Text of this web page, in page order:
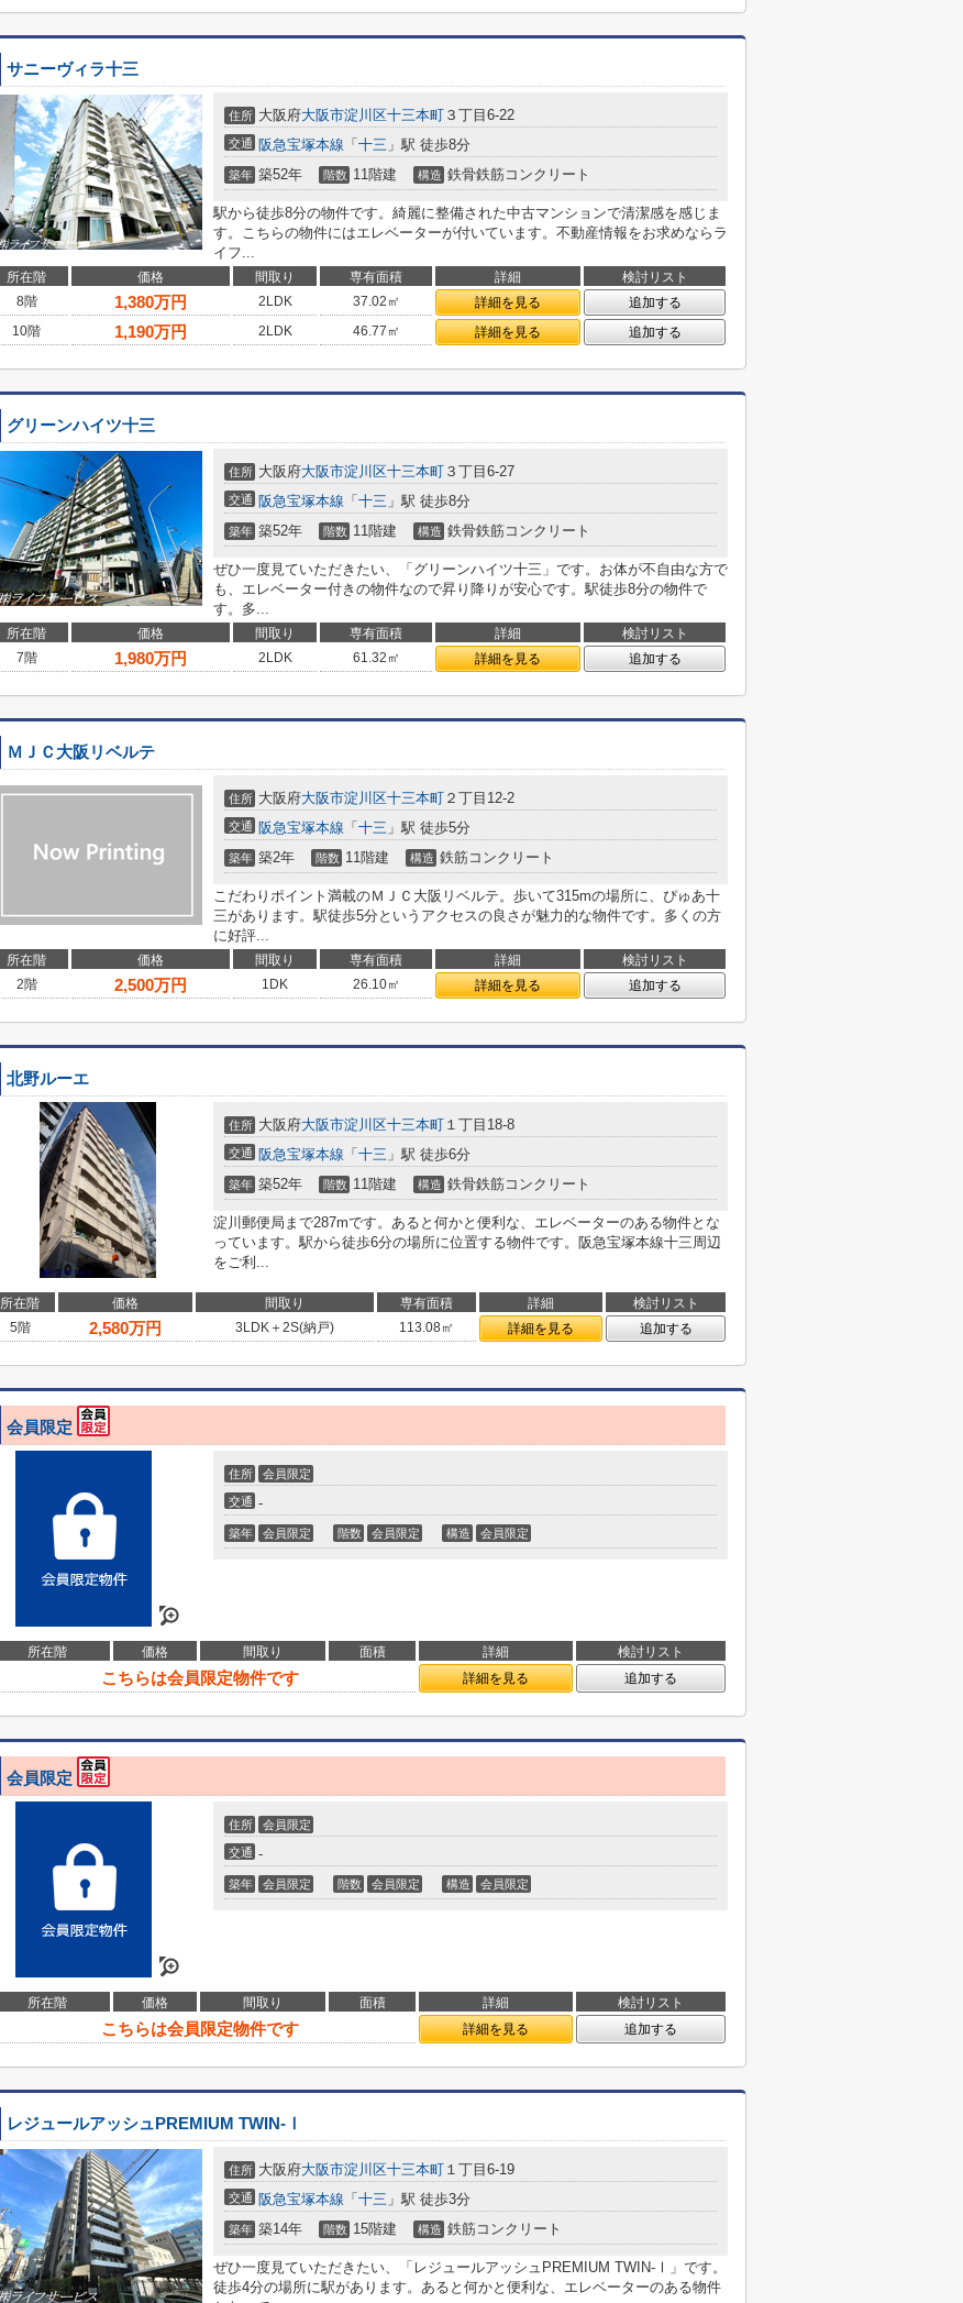
サニーヴィラ十三
住所 大阪府大阪市淀川区十三本町 ３丁目6-22
交通 阪急宝塚本線 「 十三 」駅 徒歩8分
築年 築52年 階数 11階建 構造 鉄骨鉄筋コンクリート
駅から徒歩8分の物件です。綺麗に整備された中古マンションで清潔感を感じま
す。こちらの物件にはエレベーターが付いています。不動産情報をお求めならラ
イフ...
所在階 価格 間取り 専有面積 詳細
検討リスト
8階
1,380万円 2LDK 37.02㎡ 詳細を見る
追加する
10階
1,190万円 2LDK 46.77㎡ 詳細を見る 追加する
グリーンハイツ十三
住所 大阪府大阪市淀川区十三本町 ３丁目6-27
交通 阪急宝塚本線 「 十三 」駅 徒歩8分
築年 築52年 階数 11階建 構造 鉄骨鉄筋コンクリート
ぜひ一度見ていただきたい、「グリーンハイツ十三」です。お体が不自由な方で
も、エレベーター付きの物件なので昇り降りが安心です。駅徒歩8分の物件で
す。多...
所在階 価格 間取り 専有面積 詳細
検討リスト
7階
1,980万円 2LDK 61.32㎡ 詳細を見る 追加する
ＭＪＣ大阪リベルテ
住所 大阪府大阪市淀川区十三本町 ２丁目12-2
交通 阪急宝塚本線 「 十三 」駅 徒歩5分
築年 築2年 階数 11階建 構造 鉄筋コンクリート
こだわりポイント満載のＭＪＣ大阪リベルテ。歩いて315mの場所に、ぴゅあ十
三があります。駅徒歩5分というアクセスの良さが魅力的な物件です。多くの方
に好評...
所在階 価格 間取り 専有面積 詳細
検討リスト
2階
2,500万円 1DK 26.10㎡ 詳細を見る 追加する
北野ルーエ
住所 大阪府大阪市淀川区十三本町 １丁目18-8
交通 阪急宝塚本線 「 十三 」駅 徒歩6分
築年 築52年 階数 11階建 構造 鉄骨鉄筋コンクリート
淀川郵便局まで287mです。あると何かと便利な、エレベーターのある物件とな
っています。駅から徒歩6分の場所に位置する物件です。阪急宝塚本線十三周辺
をご利...
所在階 価格 間取り 専有面積 詳細
検討リスト
5階
2,580万円 3LDK＋2S(納戸) 113.08㎡ 詳細を見る 追加する
会員限定
住所 会員限定
交通 -
築年 会員限定 階数 会員限定 構造 会員限定
所在階 価格 間取り 面積 詳細 検討リスト
こちらは会員限定物件です 詳細を見る 追加する
会員限定
住所 会員限定
交通 -
築年 会員限定 階数 会員限定 構造 会員限定
所在階 価格 間取り 面積 詳細 検討リスト
こちらは会員限定物件です 詳細を見る 追加する
レジュールアッシュPREMIUM TWIN-Ⅰ
住所 大阪府大阪市淀川区十三本町 １丁目6-19
交通 阪急宝塚本線 「 十三 」駅 徒歩3分
築年 築14年 階数 15階建 構造 鉄筋コンクリート
ぜひ一度見ていただきたい、「レジュールアッシュPREMIUM TWIN-Ⅰ」です。
徒歩4分の場所に駅があります。あると何かと便利な、エレベーターのある物件